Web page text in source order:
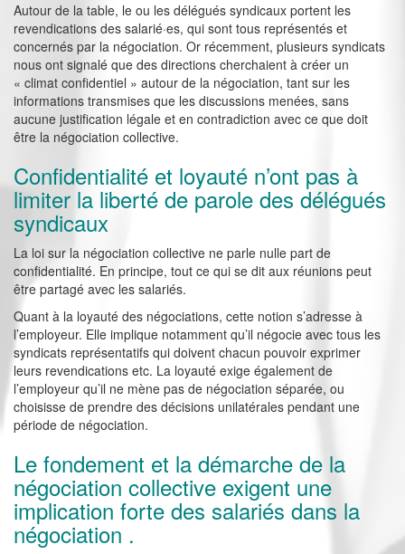
Autour de la table, le ou les délégués syndicaux portent les
revendications des salarié·es, qui sont tous représentés et
concernés par la négociation. Or récemment, plusieurs syndicats
nous ont signalé que des directions cherchaient à créer un
« climat confidentiel » autour de la négociation, tant sur les
informations transmises que les discussions menées, sans
aucune justification légale et en contradiction avec ce que doit
être la négociation collective.
Confidentialité et loyauté n’ont pas à
limiter la liberté de parole des délégués
syndicaux
La loi sur la négociation collective ne parle nulle part de
confidentialité. En principe, tout ce qui se dit aux réunions peut
être partagé avec les salariés.
Quant à la loyauté des négociations, cette notion s’adresse à
l’employeur. Elle implique notamment qu’il négocie avec tous les
syndicats représentatifs qui doivent chacun pouvoir exprimer
leurs revendications etc. La loyauté exige également de
l’employeur qu’il ne mène pas de négociation séparée, ou
choisisse de prendre des décisions unilatérales pendant une
période de négociation.
Le fondement et la démarche de la
négociation collective exigent une
implication forte des salariés dans la
négociation .